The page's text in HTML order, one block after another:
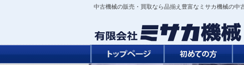
中古機械の販売・買取なら品揃え豊富なミサカ機械の